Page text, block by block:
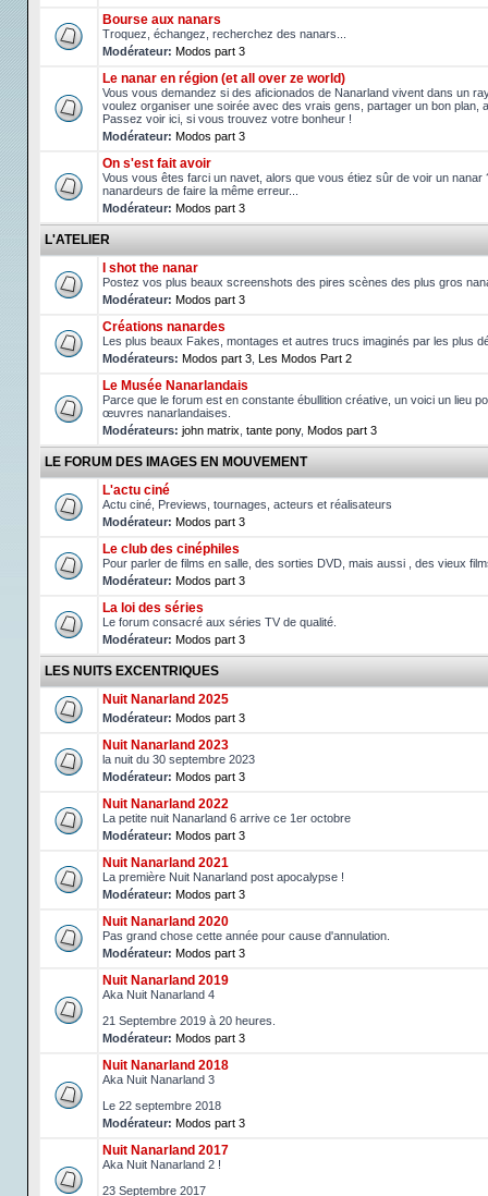
Bourse aux nanars
Troquez, échangez, recherchez des nanars...
Modérateur: Modos part 3
Le nanar en région (et all over ze world)
Vous vous demandez si des aficionados de Nanarland vivent dans un
voulez organiser une soirée avec des vrais gens, partager un bon plan,
Passez voir ici, si vous trouvez votre bonheur !
Modérateur: Modos part 3
On s'est fait avoir
Vous vous êtes farci un navet, alors que vous étiez sûr de voir un
nanardeurs de faire la même erreur...
Modérateur: Modos part 3
L'ATELIER
I shot the nanar
Postez vos plus beaux screenshots des pires scènes des plus gros
Modérateur: Modos part 3
Créations nanardes
Les plus beaux Fakes, montages et autres trucs imaginés par les plus
Modérateurs: Modos part 3 Les Modos Part 2
Le Musée Nanarlandais
Parce que le forum est en constante ébullition créative, un voici un lieu
œuvres nanarlandaises.
Modérateurs: john matrix tante pony, Modos part 3
LE FORUM DES IMAGES EN MOUVEMENT
L'actu ciné
Actu ciné, Previews, tournages, acteurs et réalisateurs
Modérateur: Modos part 3
Le club des cinéphiles
Pour parler de films en salle, des sorties DVD, mais aussi , des vieux
Modérateur: Modos part 3
La loi des séries
Le forum consacré aux séries TV de qualité.
Modérateur: Modos part 3
LES NUITS EXCENTRIQUES
Nuit Nanarland 2025
Modérateur: Modos part 3
Nuit Nanarland 2023
la nuit du 30 septembre 2023
Modérateur: Modos part 3
Nuit Nanarland 2022
La petite nuit Nanarland 6 arrive ce 1er octobre
Modérateur: Modos part 3
Nuit Nanarland 2021
La première Nuit Nanarland post apocalypse !
Modérateur: Modos part 3
Nuit Nanarland 2020
Pas grand chose cette année pour cause d'annulation.
Modérateur: Modos part 3
Nuit Nanarland 2019
Aka Nuit Nanarland 4
21 Septembre 2019 à 20 heures.
Modérateur: Modos part 3
Nuit Nanarland 2018
Aka Nuit Nanarland 3
Le 22 septembre 2018
Modérateur: Modos part 3
Nuit Nanarland 2017
Aka Nuit Nanarland 2 !
23 Septembre 2017